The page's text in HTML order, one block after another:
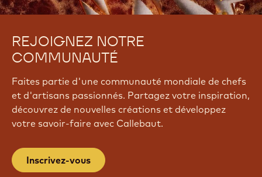
REJOIGNEZ NOTRE
COMMUNAUTÉ
Faites partie d'une communauté mondiale de chefs
et d'artisans passionnés. Partagez votre inspiration,
découvrez de nouvelles créations et développez
votre savoir-faire avec Callebaut.
Inscrivez-vous